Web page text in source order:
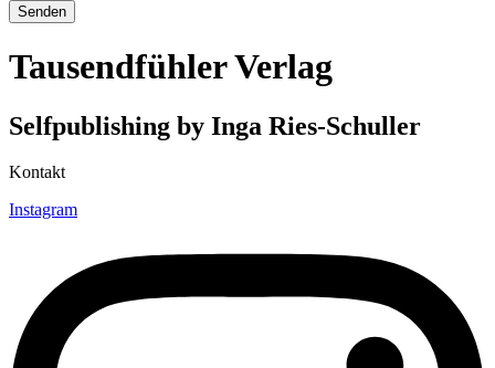
Senden
Tausendfühler Verlag
Selfpublishing by Inga Ries-Schuller
Kontakt
Instagram